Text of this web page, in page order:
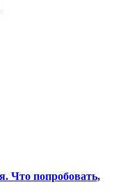
Что попробовать,